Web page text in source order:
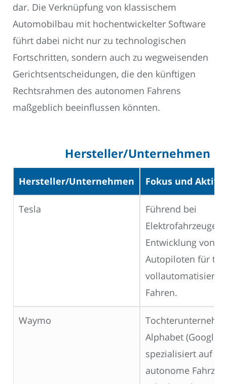
dar. Die Verknüpfung von klassischem
Automobilbau mit hochentwickelter Software
führt dabei nicht nur zu technologischen
Fortschritten, sondern auch zu wegweisenden
Gerichtsentscheidungen, die den künftigen
Rechtsrahmen des autonomen Fahrens
maßgeblich beeinflussen könnten.
Hersteller/Unternehmen
Hersteller/Unternehmen Fokus und
Tesla
Führend bei
Elektrofahrzeugen
Entwicklung von
Autopiloten für
vollautomatisiertes
Fahren.
Waymo
Alphabet (Google),
spezialisiert auf
autonome